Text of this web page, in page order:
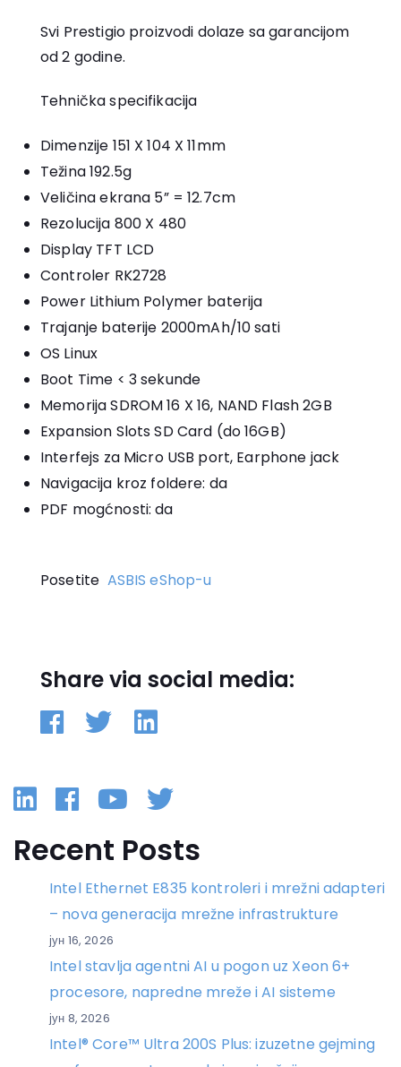
Svi Prestigio proizvodi dolaze sa garancijom
od 2 godine.
Tehnička specifikacija
Dimenzije 151 X 104 X 11mm
Težina 192.5g
Veličina ekrana 5” = 12.7cm
Rezolucija 800 X 480
Display TFT LCD
Controler RK2728
Power Lithium Polymer baterija
Trajanje baterije 2000mAh/10 sati
OS Linux
Boot Time < 3 sekunde
Memorija SDROM 16 X 16, NAND Flash 2GB
Expansion Slots SD Card (do 16GB)
Interfejs za Micro USB port, Earphone jack
Navigacija kroz foldere: da
PDF mogćnosti: da
Posetite ASBIS eShop-u
Share via social media:
Linkedin
Facebook
YouTube
Twitter
Recent Posts
Intel Ethernet E835 kontroleri i mrežni adapteri
– nova generacija mrežne infrastrukture
јун 16, 2026
Intel stavlja agentni AI u pogon uz Xeon 6+
procesore, napredne mreže i AI sisteme
јун 8, 2026
Intel® Core™ Ultra 200S Plus: izuzetne gejming